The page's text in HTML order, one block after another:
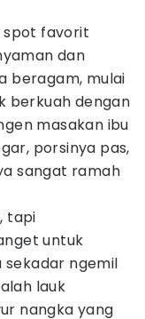
spot favorit
dan
beragam, mulai
berkuah dengan
masakan ibu
porsinya pas,
sangat ramah
tapi
untuk
ngemil
lauk
nangka yang